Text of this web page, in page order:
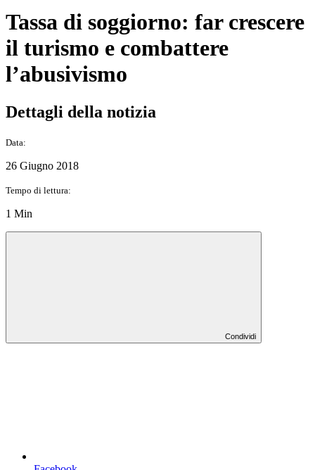
Tassa di soggiorno: far crescere
il turismo e combattere
l’abusivismo
Dettagli della notizia
Data:
26 Giugno 2018
Tempo di lettura:
1 Min
Condividi